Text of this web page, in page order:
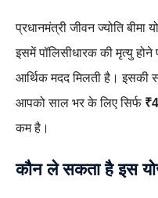
प्रधानमंत्री जीवन ज्योति
इसमें पॉलिसीधारक की मृत्यु
आर्थिक मदद मिलती है। इसकी
आपको साल भर के लिए सिर्फ
कम है।
कौन ले सकता है इस